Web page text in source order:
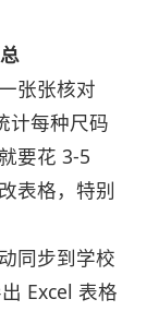
张张核对
计每种尺码
要花 3-5
表格，特别
同步到学校
Excel 表格